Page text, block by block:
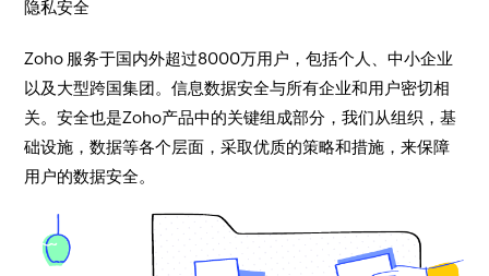
隐私安全
Zoho 服务于国内外超过8000万用户，包括个人、中小企业
以及大型跨国集团。信息数据安全与所有企业和用户密切相
关。安全也是Zoho产品中的关键组成部分，我们从组织，基
础设施，数据等各个层面，采取优质的策略和措施，来保障
用户的数据安全。